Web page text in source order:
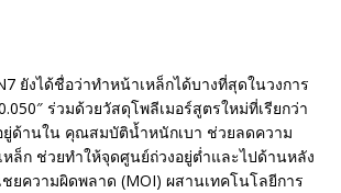
ยังได้ชื่อว่าทำหน้าเหล็กได้บางที่สุดในวงการ
ร่วมด้วยวัสดุโพลีเมอร์สูตรใหม่ที่เรียกว่า
ยู่ด้านใน คุณสมบัติน้ำหนักเบา ช่วยลดความ
ล็ก ช่วยทำให้จุดศูนย์ถ่วงอยู่ต่ำและไปด้านหลัง
ยความผิดพลาด (MOI) ผสานเทคโนโลยีการ